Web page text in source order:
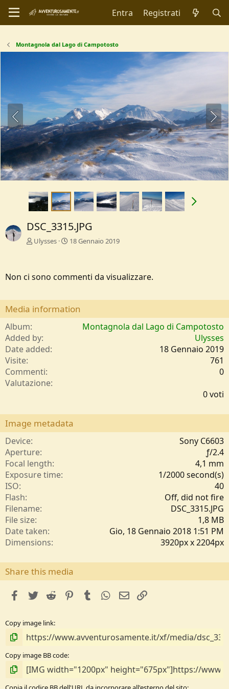
Entra Registrati
Montagnola dal Lago di Campotosto
DSC_3315.JPG
Ulysses 18 Gennaio 2019
Non ci sono commenti da visualizzare.
Media information
Album
Montagnola dal Lago di Campotosto
Added by
Ulysses
Date added
18 Gennaio 2019
Visite
761
Commenti
0
Valutazione
0
t
e
l
/
a
0 voti
Image metadata
Device
Sony C6603
Aperture
ƒ/2.4
Focal length
4,1 mm
Exposure time
1/2000 second(s)
ISO
40
Flash
Off, did not fire
Filename
DSC_3315.JPG
File size
1,8 MB
Date taken
Gio, 18 Gennaio 2018 1:51 PM
Dimensions
3920px x 2204px
Share this media
facebookTwitterReddit PinterestTumblrWhatsApp
e-mail
Copy image link
Copy image BB code